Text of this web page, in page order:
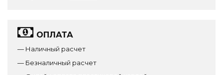
ОПЛАТА
— Наличный расчет
— Безналичный расчет